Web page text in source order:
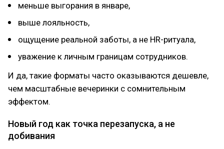
меньше выгорания в январе,
выше лояльность,
ощущение реальной заботы, а не HR-ритуала,
уважение к личным границам сотрудников.
И да, такие форматы часто оказываются дешевле,
чем масштабные вечеринки с сомнительным
эффектом.
Новый год как точка перезапуска, а не
добивания